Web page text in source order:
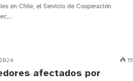
en Chile, el Servicio de Cooperación
15
afectados por